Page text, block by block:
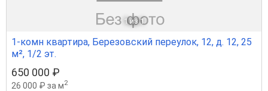
1 из 1
1-комн квартира, Березовский переулок, 12, д. 12, 25
м², 1/2 эт.
650 000 ₽
26 000 ₽ за м2